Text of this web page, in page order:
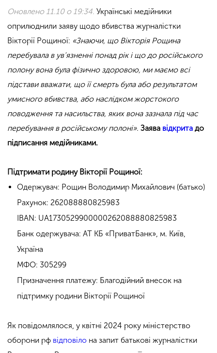
Оновлено 11.10 о 19:34. Українські медійники
оприлюднили заяву щодо вбивства журналістки
Вікторії Рощиної: «Знаючи, що Вікторія Рощина
перебувала в ув’язненні понад рік і що до російського
полону вона була фізично здоровою, ми маємо всі
підстави вважати, що її смерть була або результатом
умисного вбивства, або наслідком жорстокого
поводження та насильства, яких вона зазнала під час
перебування в російському полоні». Заява відкрита до
підписання медійниками.
Підтримати родину Вікторії Рощиної:
Одержувач: Рощин Володимир Михайлович (батько)
Рахунок: 262088880825983
IBAN: UA1730529900000262088880825983
Банк одержувача: АТ КБ «ПриватБанк», м. Київ,
Україна
МФО: 305299
Призначення платежу: Благодійний внесок на
підтримку родини Вікторії Рощиної
Як повідомлялося, у квітні 2024 року міністерство
оборони рф відповіло на запит батькові журналістки